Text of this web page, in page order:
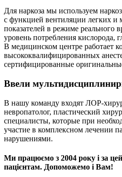
Для наркоза мы используем
с функцией вентиляции легких и
показателей в режиме реального
уровень потребления кислорода,
В медицинском центре работает
высококвалифицированных
сертифицированные
Ввели
В нашу команду входят ЛОР-
невропатолог, пластический
специалисты, которые при
участие в комплексном лечении
нарушениями.
Ми працюємо з 2004 року і за
пацієнтам. Допоможемо і Вам!